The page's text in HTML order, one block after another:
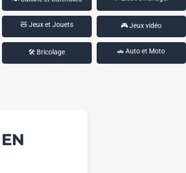
🧸 Jeux et Jouets 🎮 Jeux vidéo
🛠️ Bricolage 🚗 Auto et Moto